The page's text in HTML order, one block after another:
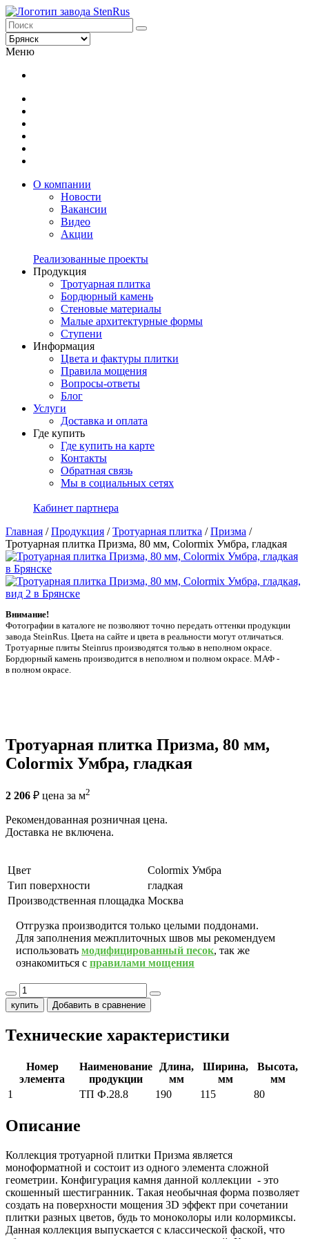
Меню
О компании
Новости
Вакансии
Видео
Акции
Реализованные проекты
Продукция
Тротуарная плитка
Бордюрный камень
Стеновые материалы
Малые архитектурные формы
Ступени
Информация
Цвета и фактуры плитки
Правила мощения
Вопросы-ответы
Блог
Услуги
Доставка и оплата
Где купить
Где купить на карте
Контакты
Обратная связь
Мы в социальных сетях
Кабинет партнера
Главная /Продукция /Тротуарная плитка /Призма /
Тротуарная плитка Призма, 80 мм, Colormix Умбра, гладкая
Внимание!
Фотографии в каталоге не позволяют точно передать оттенки продукции
заводa SteinRus. Цвета на сайте и цвета в реальности могут отличаться.
Тротуарные плиты Steinrus производятся только в неполном окрасе.
Бордюрный камень производится в неполном и полном окрасе. МАФ -
в полном окрасе.
Тротуарная плитка Призма, 80 мм,
Colormix Умбра, гладкая
2 206 ₽ цена за м2
Рекомендованная розничная цена.
Доставка не включена.
Цвет
Colormix Умбра
Тип поверхности
гладкая
Производственная площадка Москва
Отгрузка производится только целыми поддонами.
Для заполнения межплиточных швов мы рекомендуем
использовать модифицированный песок, так же
ознакомиться с правилами мощения
купить Добавить в сравнение
Технические характеристики
Номер
элемента
Наименование
продукции
Длина,
мм
Ширина,
мм
Высота,
мм
1
ТП Ф.28.8 190 115 80
Описание
Коллекция тротуарной плитки Призма является
моноформатной и состоит из одного элемента сложной
геометрии. Конфигурация камня данной коллекции - это
скошенный шестигранник. Такая необычная форма позволяет
создать на поверхности мощения 3D эффект при сочетании
плитки разных цветов, будь то моноколоры или колормиксы.
Данная коллекция выпускается с классической фаской, что